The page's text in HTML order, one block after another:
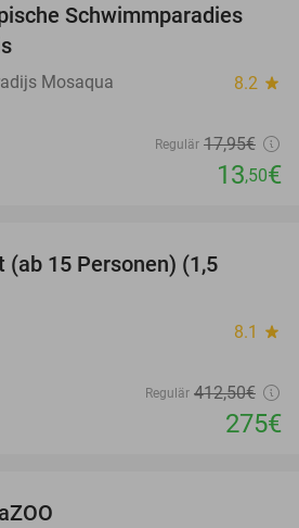
25%
Schwimmparadies
Mosaqua 8.2 star
Regulär 17,95€
13,50€
(ab 15 Personen) (1,5
8.1 star
Regulär 412,50€
275€